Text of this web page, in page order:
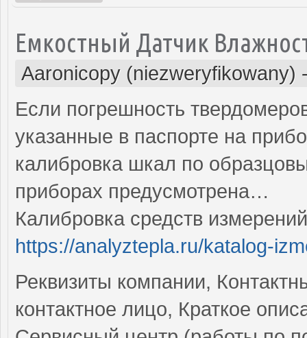
Емкостный Датчик
Aaronicopy (niezweryfikowany)
Если погрешность
указанные в паспорте на
калибровка шкал по
приборах предусмотрена…
Калибровка средств
https://analyztepla.ru/katalog-
Реквизиты компании,
контактное лицо, Краткое